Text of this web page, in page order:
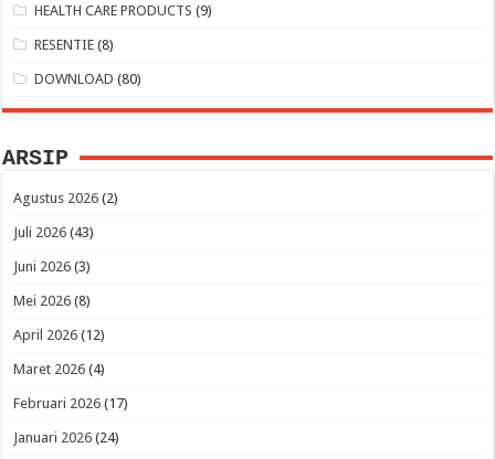
HEALTH CARE PRODUCTS (9)
RESENTIE (8)
DOWNLOAD (80)
ARSIP
Agustus 2026 (2)
Juli 2026 (43)
Juni 2026 (3)
Mei 2026 (8)
April 2026 (12)
Maret 2026 (4)
Februari 2026 (17)
Januari 2026 (24)